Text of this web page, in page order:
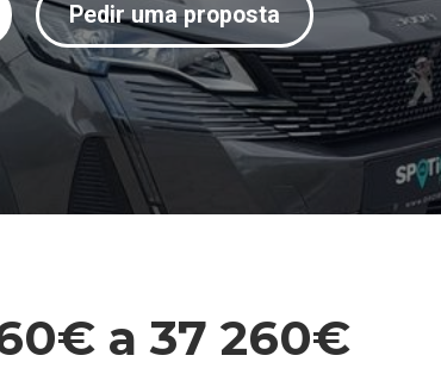
Pedir uma proposta
a 37 260€